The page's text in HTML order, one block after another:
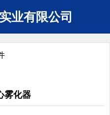
业有限公司
雾化器